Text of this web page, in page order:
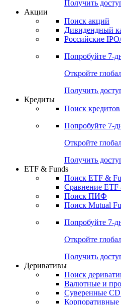
Попробуйте7-
Откройте
Получить
Поиск акций
Российские
Попробуйте7-
Откройте
Получить
Поиск кредитов
Попробуйте7-
Откройте
Получить доступ
ETF & Funds
Сравнение ETF
Поиск Mutual
Попробуйте7-
Откройте
Получить
Деривативы